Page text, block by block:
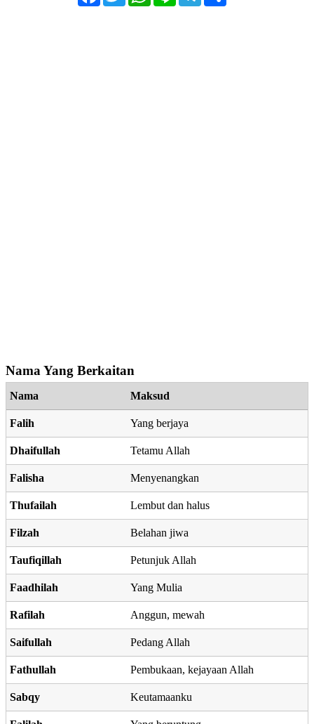
Nama Yang Berkaitan
Nama Maksud
Falih Yang berjaya
Dhaifullah Tetamu Allah
Falisha Menyenangkan
Thufailah Lembut dan halus
Filzah Belahan jiwa
Taufiqillah Petunjuk Allah
Faadhilah Yang Mulia
Rafilah Anggun, mewah
Saifullah Pedang Allah
Fathullah Pembukaan, kejayaan Allah
Sabqy Keutamaanku